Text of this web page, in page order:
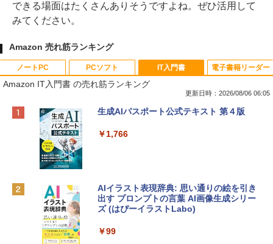
できる場面はたくさんありそうですよね。ぜひ活用して
みてください。
Amazon 売れ筋ランキング
ノートPC
Apple 2026 MacBook Neo A18 Proチッ
e Intelligenceのために設計、Liquid Ret
￥137,800
tomtoc 360°保護 15.6 16インチ パソコ
PCソフト
Xbox プリペイドカード 10,000円 デジタ
ンラインコード]
Robloxギフトカード - 800 Robux 【限
定バーチャルアイテムを含む】 【オンラ
インゲームコード】 ロブロックス | オン
IT入門書
Amazon IT入門書 の売れ筋ランキング
更新日時：2026/08/06 06:05
生成AIパスポート公式テキスト 第４版
￥1,766
AIイラスト表現辞典: 思い通りの絵を引き
出す プロンプトの言葉 AI画像生成シリー
ズ (はぴーイラストLabo)
￥99
電子書籍リーダー